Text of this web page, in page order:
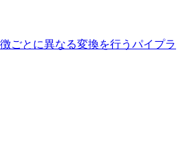
ごとに異なる変換を行うパイプラ